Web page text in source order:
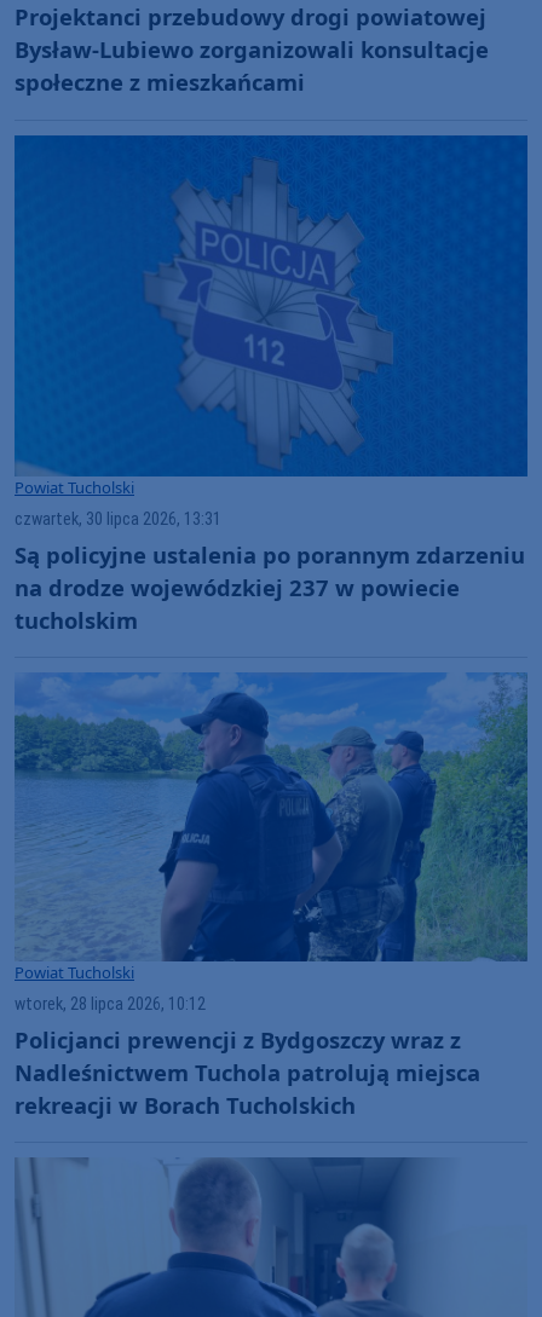
Projektanci przebudowy drogi powiatowej
Bysław-Lubiewo zorganizowali konsultacje
społeczne z mieszkańcami
Powiat Tucholski
czwartek, 30 lipca 2026, 13:31
Są policyjne ustalenia po porannym zdarzeniu
na drodze wojewódzkiej 237 w powiecie
tucholskim
Powiat Tucholski
wtorek, 28 lipca 2026, 10:12
Policjanci prewencji z Bydgoszczy wraz z
Nadleśnictwem Tuchola patrolują miejsca
rekreacji w Borach Tucholskich